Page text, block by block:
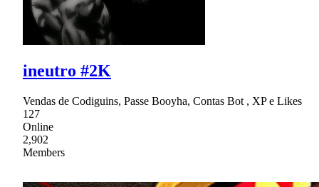
ineutro #2K
Vendas de Codiguins, Passe Booyha, Contas Bot , XP e Likes
127
Online
2,902
Members